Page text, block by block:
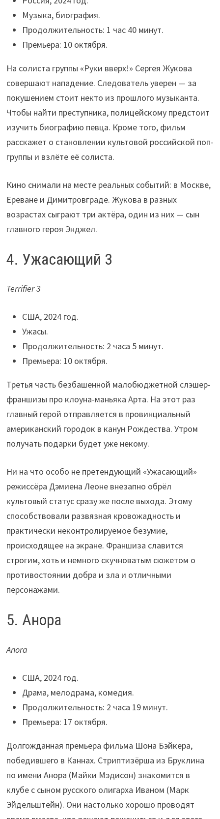
Музыка, биография.
Продолжительность: 1 час 40 минут.
Премьера: 10 октября.
На солиста группы «Руки вверх!» Сергея Жукова
совершают нападение. Следователь уверен — за
покушением стоит некто из прошлого музыканта.
Чтобы найти преступника, полицейскому предстоит
изучить биографию певца. Кроме того, фильм
расскажет о становлении культовой российской поп-
группы и взлёте её солиста.
Кино снимали на месте реальных событий: в Москве,
Ереване и Димитровграде. Жукова в разных
возрастах сыграют три актёра, один из них — сын
главного героя Энджел.
4. Ужасающий 3
Terrifier 3
США, 2024 год.
Ужасы.
Продолжительность: 2 часа 5 минут.
Премьера: 10 октября.
Третья часть безбашенной малобюджетной слэшер-
франшизы про клоуна-маньяка Арта. На этот раз
главный герой отправляется в провинциальный
американский городок в канун Рождества. Утром
получать подарки будет уже некому.
Ни на что особо не претендующий «Ужасающий»
режиссёра Дэмиена Леоне внезапно обрёл
культовый статус сразу же после выхода. Этому
способствовали развязная кровожадность и
практически неконтролируемое безумие,
происходящее на экране. Франшиза славится
строгим, хоть и немного скучноватым сюжетом о
противостоянии добра и зла и отличными
персонажами.
5. Анора
Anora
США, 2024 год.
Драма, мелодрама, комедия.
Продолжительность: 2 часа 19 минут.
Премьера: 17 октября.
Долгожданная премьера фильма Шона Бэйкера,
победившего в Каннах. Стриптизёрша из Бруклина
по имени Анора (Майки Мэдисон) знакомится в
клубе с сыном русского олигарха Иваном (Марк
Эйдельштейн). Они настолько хорошо проводят